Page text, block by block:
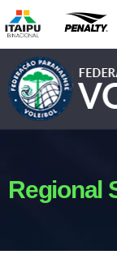
Regional